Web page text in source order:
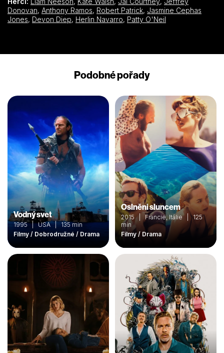
Donovan, Anthony Ramos, Robert Patrick, Jasmine Cephas
Jones, Devon Diep, Herlin Navarro, Patty O'Neil
Podobné pořady
Vodný svet
1995 | USA | 135 min
Filmy / Dobrodružné / Drama
Oslněni sluncem
2015 | Francie, Itálie | 125
min
Filmy / Drama